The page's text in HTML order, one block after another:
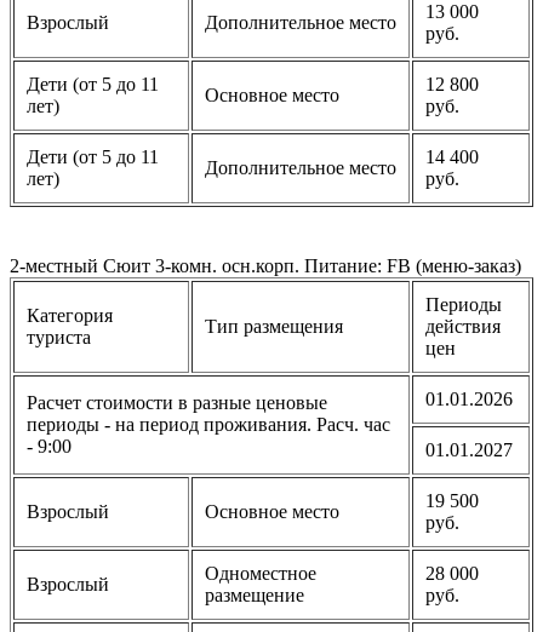
Взрослый Дополнительное место
13 000
руб.
Дети (от 5 до 11
лет)
Основное место
12 800
руб.
Дети (от 5 до 11
лет)
Дополнительное место
14 400
руб.
2-местный Сюит 3-комн. осн.корп. Питание: FB (меню-заказ)
Категория
туриста
Тип размещения
Периоды
действия
цен
Расчет стоимости в разные ценовые
периоды - на период проживания. Расч. час
- 9:00
01.01.2026
01.01.2027
Взрослый Основное место
19 500
руб.
Взрослый
Одноместное
размещение
28 000
руб.